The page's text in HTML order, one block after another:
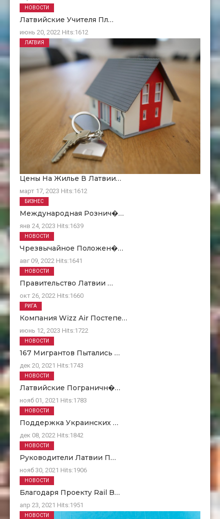
Латвийские Учителя Пл…
июнь 20, 2022 Hits:1612
НОВОСТИ
Цены На Жилье В Латвии…
март 17, 2023 Hits:1612
ЛАТВИЯ
Международная Рознич�…
янв 24, 2023 Hits:1639
БИЗНЕС
Чрезвычайное Положен�…
авг 09, 2022 Hits:1641
НОВОСТИ
Правительство Латвии …
окт 26, 2022 Hits:1660
НОВОСТИ
Компания Wizz Air Постепе…
июнь 12, 2023 Hits:1722
РИГА
167 Мигрантов Пытались …
дек 20, 2021 Hits:1743
НОВОСТИ
Латвийские Пограничн�…
нояб 01, 2021 Hits:1783
НОВОСТИ
Поддержка Украинских …
дек 08, 2022 Hits:1842
НОВОСТИ
Руководители Латвии П…
нояб 30, 2021 Hits:1906
НОВОСТИ
Благодаря Проекту Rail B…
апр 23, 2021 Hits:1951
НОВОСТИ
НОВОСТИ